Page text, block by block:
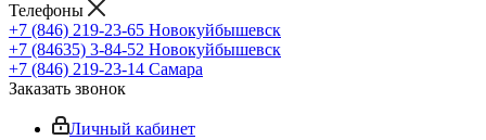
Телефоны
+7 (846) 219-23-65 Новокуйбышевск
+7 (84635) 3-84-52 Новокуйбышевск
+7 (846) 219-23-14 Самара
Заказать звонок
Личный кабинет